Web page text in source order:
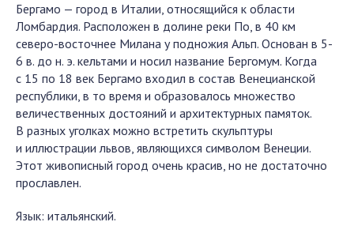
Бергамо — город в Италии, относящийся к области
Ломбардия. Расположен в долине реки По, в 40 км
северо-восточнее Милана у подножия Альп. Основан в 5-
6 в. до н. э. кельтами и носил название Бергомум. Когда
с 15 по 18 век Бергамо входил в состав Венецианской
республики, в то время и образовалось множество
величественных достояний и архитектурных памяток.
В разных уголках можно встретить скульптуры
и иллюстрации львов, являющихся символом Венеции.
Этот живописный город очень красив, но не достаточно
прославлен.
Язык: итальянский.